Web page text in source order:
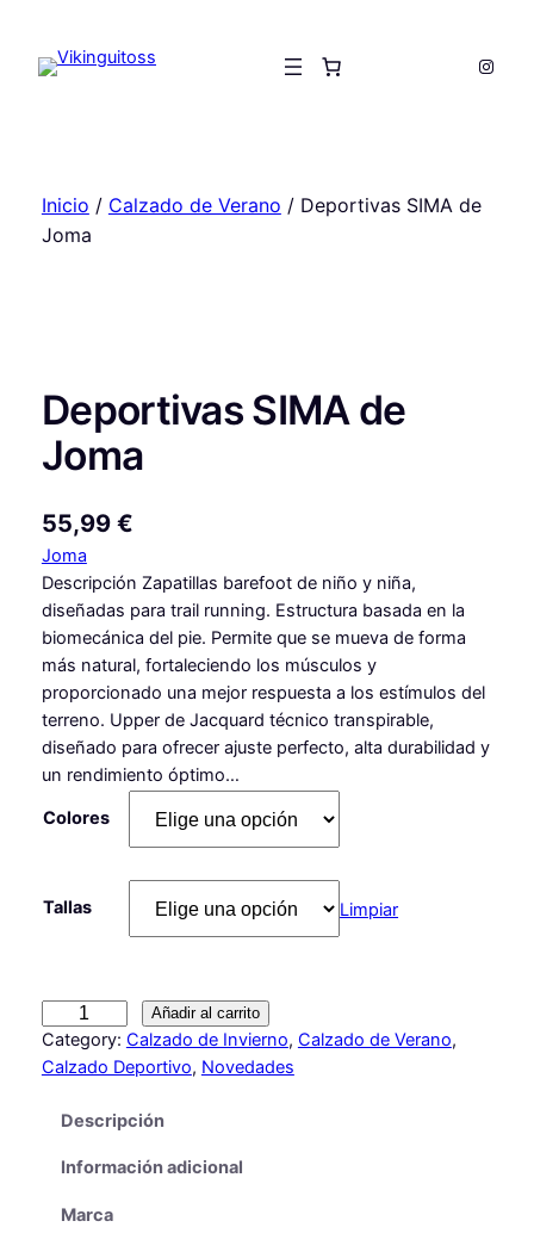
contenido
Inicio / Calzado de Verano / Deportivas SIMA de
Joma
Deportivas SIMA de
Joma
55,99 €
Joma
Descripción Zapatillas barefoot de niño y niña,
diseñadas para trail running. Estructura basada en la
biomecánica del pie. Permite que se mueva de forma
más natural, fortaleciendo los músculos y
proporcionado una mejor respuesta a los estímulos del
terreno. Upper de Jacquard técnico transpirable,
diseñado para ofrecer ajuste perfecto, alta durabilidad y
un rendimiento óptimo…
Colores
Tallas Limpiar
e
p
Añadir al carrito
Category: Calzado de Invierno, Calzado de Verano
Calzado Deportivo, Novedades
Descripción
Información adicional
Marca